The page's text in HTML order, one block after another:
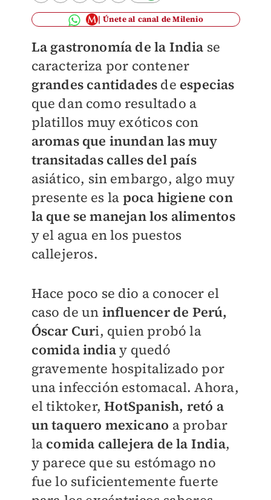
Únete al canal de Milenio
La gastronomía de la India se
caracteriza por contener
grandes cantidades de especias
que dan como resultado a
platillos muy exóticos con
aromas que inundan las muy
transitadas calles del país
asiático, sin embargo, algo muy
presente es la poca higiene con
la que se manejan los alimentos
y el agua en los puestos
callejeros.
Hace poco se dio a conocer el
caso de un influencer de Perú,
Óscar Curi, quien probó la
comida indiay quedó
gravemente hospitalizado por
una infección estomacal. Ahora,
el tiktoker,HotSpanish, retó a
un taquero mexicano a probar
la comida callejera de la India,
y parece que su estómago no
fue lo suficientemente fuerte